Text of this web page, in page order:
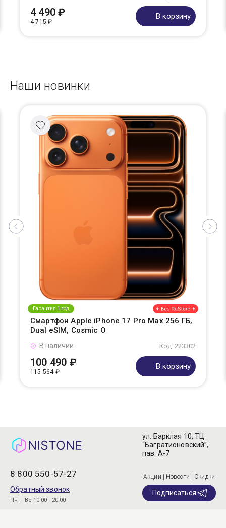
4 490 ₽
4 715 ₽
В корзину
Наши новинки
Гарантия 1 год
Смартфон Apple iPhone 17 Pro Max 256 ГБ,
Dual eSIM, Cosmic O
Код: 223302
В наличии
100 490 ₽
115 564 ₽
В корзину
8 800 550-57-27
Обратный звонок
Пн – Вс 10:00 - 20:00
ул. Барклая 10, ТЦ
“Багратионовский”,
пав. А-7
Акции | Новости | Скидки
Подписаться